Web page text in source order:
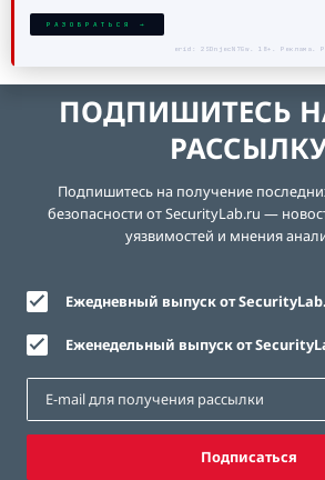
РАЗОБРАТЬСЯ →
erid: 2SDnjecN7Gw. 18+. Реклама.
ПОДПИШИТЕСЬ
Подпишитесь на получение
безопасности от SecurityLab.ru —
уязвимостей и мнения
Ежедневный выпуск от
Еженедельный выпуск от
Подписаться